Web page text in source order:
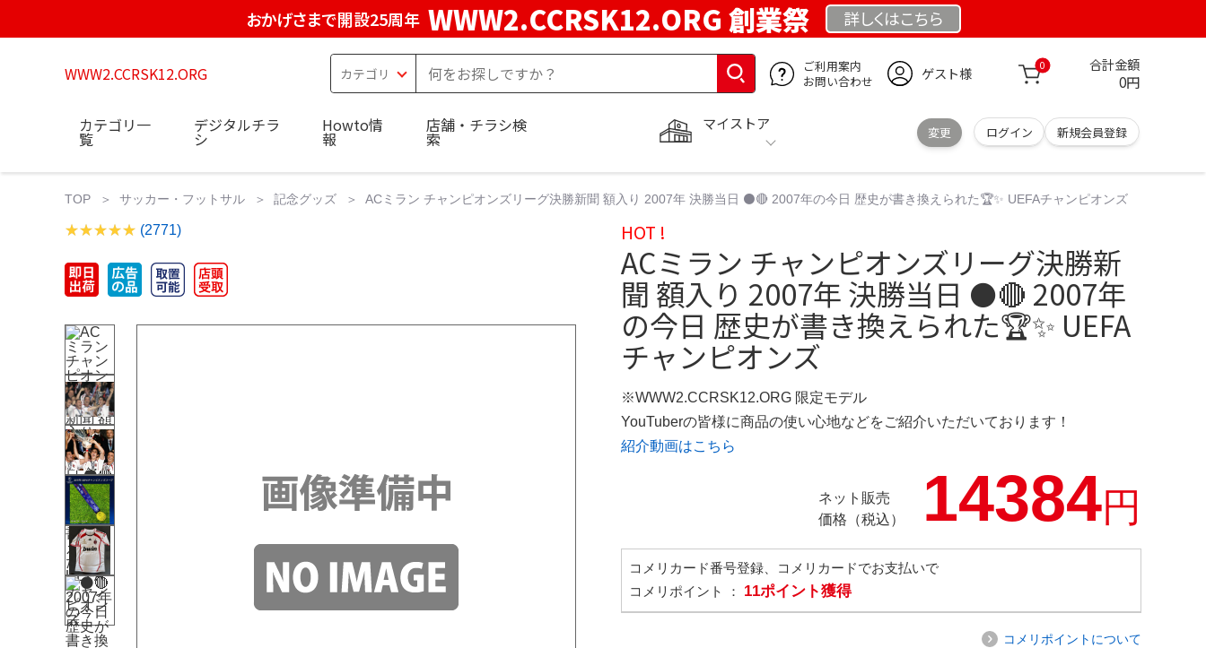
おかげさまで開設25周年 WWW2.CCRSK12.ORG 創業祭 詳しくはこちら
WWW2.CCRSK12.ORG
ご利用案内
お問い合わせ
ゲスト様 0 合計金額
0円
マイストア
変更 ログイン 新規会員登録
カテゴリ一
覧
デジタルチラ
シ
Howto情
報
店舗・チラシ検
索
TOP サッカー・フットサル 記念グッズ ACミラン チャンピオンズリーグ決勝新聞 額入り 2007年 決勝当日 ⚫️🔴 2007年の今日 歴史が書き換えられた🏆✨ UEFAチャンピオンズ
(2771) HOT !
ACミラン チャンピオンズリーグ決勝新
聞 額入り 2007年 決勝当日 ⚫️🔴 2007年
の今日 歴史が書き換えられた🏆✨ UEFA
チャンピオンズ
※WWW2.CCRSK12.ORG 限定モデル
YouTuberの皆様に商品の使い心地などをご紹介いただいております！
紹介動画はこちら
ネット販売
価格（税込）
14384円
コメリカード番号登録、コメリカードでお支払いで
コメリポイント ： 11ポイント獲得
コメリポイントについて